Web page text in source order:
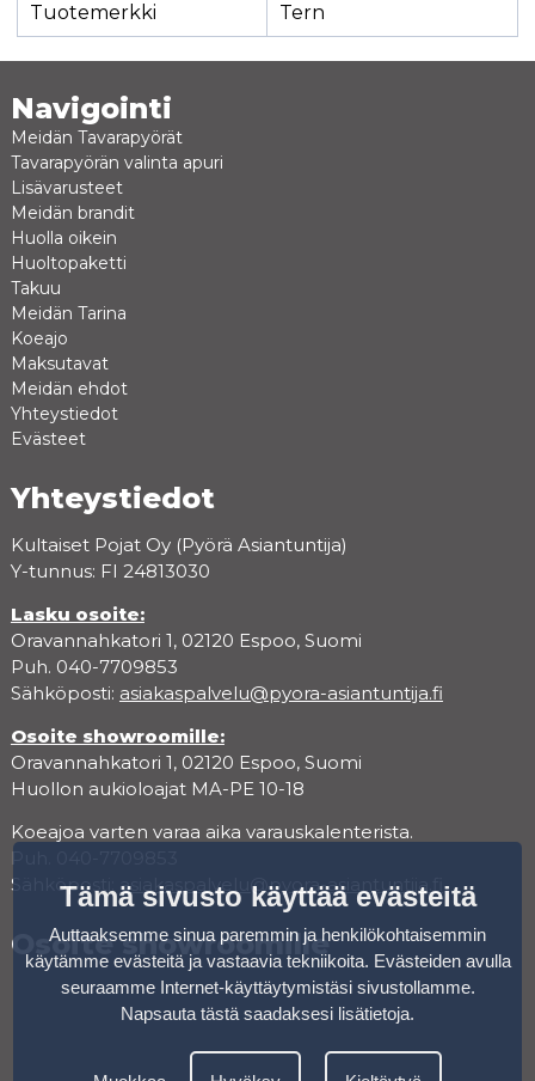
Tuotemerkki Tern
Navigointi
Meidän Tavarapyörät
Tavarapyörän valinta apuri
Lisävarusteet
Meidän brandit
Huolla oikein
Huoltopaketti
Takuu
Meidän Tarina
Koeajo
Maksutavat
Meidän ehdot
Yhteystiedot
Evästeet
Yhteystiedot
Kultaiset Pojat Oy (Pyörä Asiantuntija)
Y-tunnus: FI 24813030
Lasku osoite:
Oravannahkatori 1, 02120 Espoo, Suomi
Puh. 040-7709853
Sähköposti: asiakaspalvelu@pyora-asiantuntija.fi
Osoite showroomille:
Oravannahkatori 1, 02120 Espoo, Suomi
Huollon aukioloajat MA-PE 10-18
Koeajoa varten varaa aika varauskalenterista.
Sähköposti: asiakaspalvelu@pyora-asiantuntija.fi
Osoite showroomille
Tämä sivusto käyttää evästeitä
Auttaaksemme sinua paremmin ja henkilökohtaisemmin
käytämme evästeitä ja vastaavia tekniikoita. Evästeiden avulla
seuraamme Internet-käyttäytymistäsi sivustollamme.
Napsauta tästä saadaksesi lisätietoja.